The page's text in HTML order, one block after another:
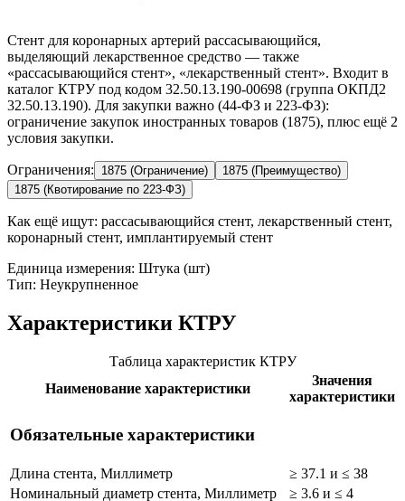
Стент для коронарных артерий рассасывающийся,
выделяющий лекарственное средство — также
«рассасывающийся стент», «лекарственный стент». Входит в
каталог КТРУ под кодом 32.50.13.190-00698 (группа ОКПД2
32.50.13.190). Для закупки важно (44-ФЗ и 223-ФЗ):
ограничение закупок иностранных товаров (1875), плюс ещё 2
условия закупки.
Ограничения: 1875 (Ограничение)
1875 (Преимущество)
1875 (Квотирование по 223-ФЗ)
Как ещё ищут: рассасывающийся стент, лекарственный стент,
коронарный стент, имплантируемый стент
Единица измерения: Штука (шт)
Тип: Неукрупненное
Характеристики КТРУ
Таблица характеристик КТРУ
Наименование характеристики
Значения
характеристики
Обязательные характеристики
Длина стента, Миллиметр
≥ 37.1 и ≤ 38
Номинальный диаметр стента, Миллиметр
≥ 3.6 и ≤ 4